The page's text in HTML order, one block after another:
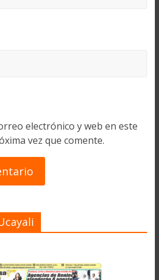
electrónico y web en este
vez que comente.